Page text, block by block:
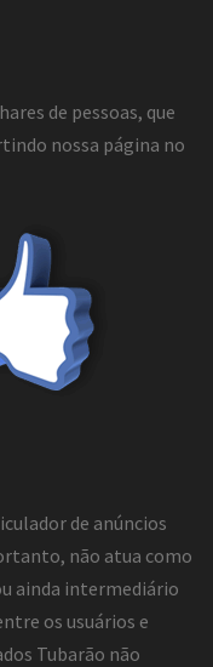
de pessoas, que
nossa página no
de anúncios
não atua como
ainda intermediário
os usuários e
Tubarão não